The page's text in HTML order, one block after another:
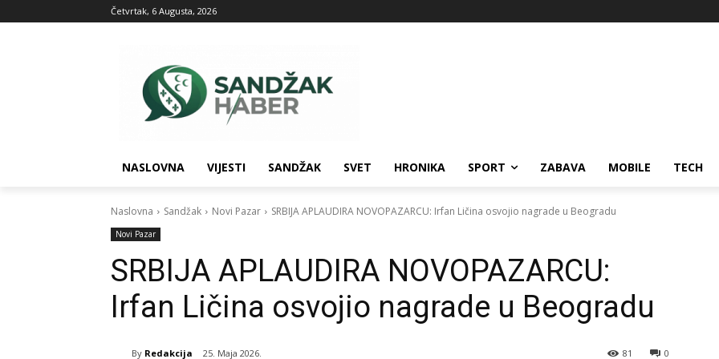
Četvrtak, 6 Augusta, 2026
NASLOVNA VIJESTI SANDŽAK SVET HRONIKA SPORT ZABAVA MOBILE TECH
Naslovna Sandžak Novi Pazar SRBIJA APLAUDIRA NOVOPAZARCU: Irfan Ličina osvojio nagrade u Beogradu
Novi Pazar
SRBIJA APLAUDIRA NOVOPAZARCU:
Irfan Ličina osvojio nagrade u Beogradu
By Redakcija 25. Maja 2026. 0
81